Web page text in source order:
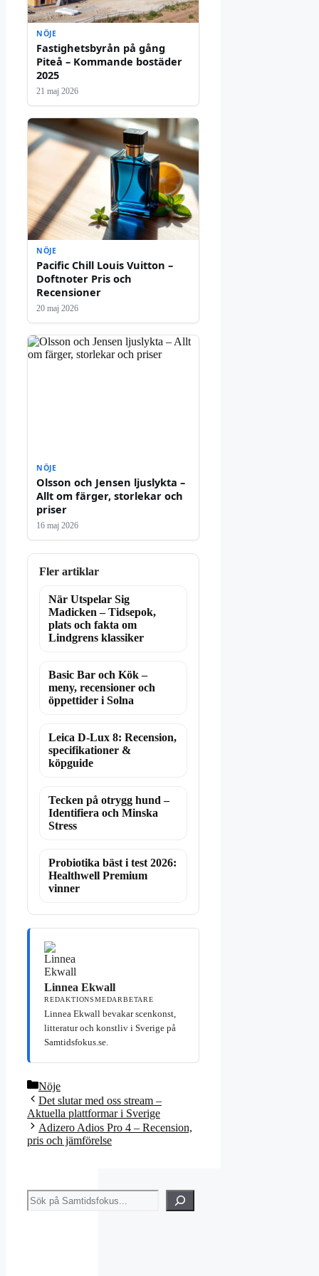
NÖJE
Fastighetsbyrån på gång
Piteå – Kommande bostäder
2025
21 maj 2026
NÖJE
Pacific Chill Louis Vuitton –
Doftnoter Pris och
Recensioner
20 maj 2026
NÖJE
Olsson och Jensen ljuslykta –
Allt om färger, storlekar och
priser
16 maj 2026
Fler artiklar
När Utspelar Sig
Madicken – Tidsepok,
plats och fakta om
Lindgrens klassiker
Basic Bar och Kök –
meny, recensioner och
öppettider i Solna
Leica D-Lux 8: Recension,
specifikationer &
köpguide
Tecken på otrygg hund –
Identifiera och Minska
Stress
Probiotika bäst i test 2026:
Healthwell Premium
vinner
Linnea Ekwall
REDAKTIONSMEDARBETARE
Linnea Ekwall bevakar scenkonst,
litteratur och konstliv i Sverige på
Samtidsfokus.se.
Kategorier
Nöje
Det slutar med oss stream –
Aktuella plattformar i Sverige
Adizero Adios Pro 4 – Recension,
pris och jämförelse
Sök